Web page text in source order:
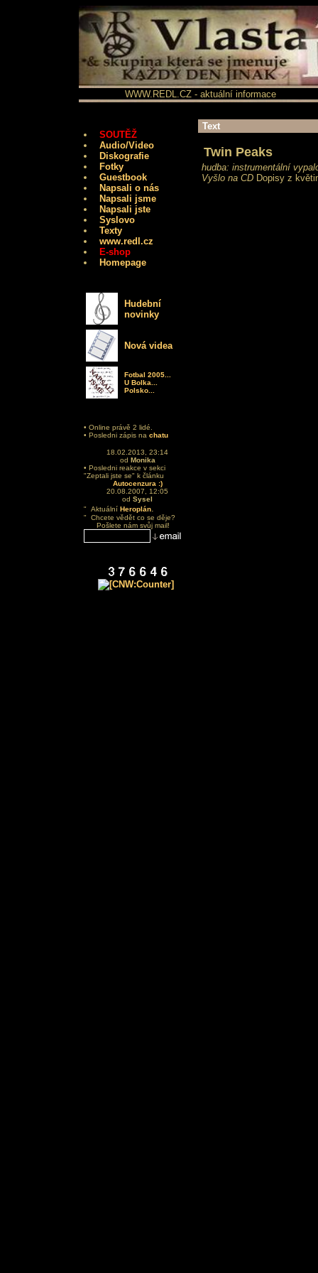
WWW.REDL.CZ - aktuální informace
SOUTĚŽ
Audio/Video
Diskografie
Fotky
Guestbook
Napsali o nás
Napsali jsme
Napsali jste
Syslovo
Texty
www.redl.cz
E-shop
Homepage
Hudební
novinky
Nová videa
Fotbal 2005...
U Bolka...
Polsko...
• Online právě 2 lidé.
• Posledni zápis na chatu
18.02.2013, 23:14
od Monika
• Posledni reakce v sekci
"Zeptali jste se" k článku
Autocenzura :)
20.08.2007, 12:05
od Sysel
" Aktuální Heroplán.
" Chcete vědět co se děje?
Pošlete nám svůj mail!
Text
Twin Peaks
hudba: instrumentální
Vyšlo na CD Dopisy z